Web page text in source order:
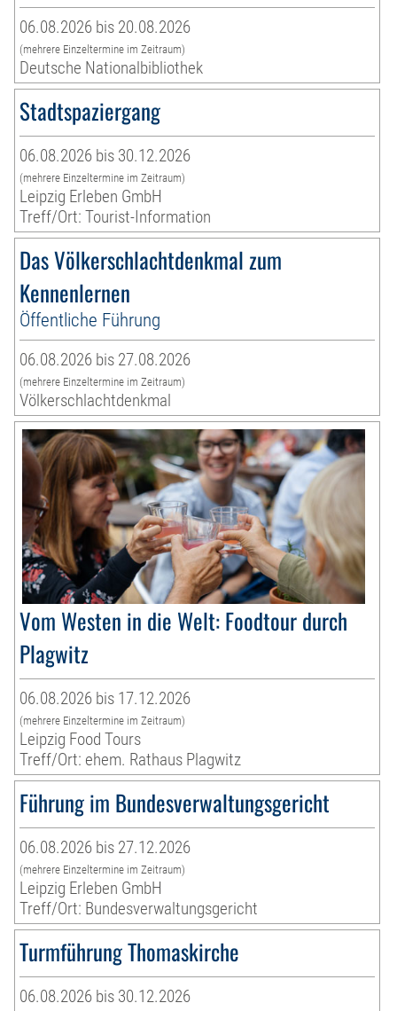
06.08.2026 bis 20.08.2026
(mehrere Einzeltermine im Zeitraum)
Deutsche Nationalbibliothek
Stadtspaziergang
06.08.2026 bis 30.12.2026
(mehrere Einzeltermine im Zeitraum)
Leipzig Erleben GmbH
Treff/Ort: Tourist-Information
Das Völkerschlachtdenkmal zum
Kennenlernen
Öffentliche Führung
06.08.2026 bis 27.08.2026
(mehrere Einzeltermine im Zeitraum)
Völkerschlachtdenkmal
Vom Westen in die Welt: Foodtour durch
Plagwitz
06.08.2026 bis 17.12.2026
(mehrere Einzeltermine im Zeitraum)
Leipzig Food Tours
Treff/Ort: ehem. Rathaus Plagwitz
Führung im Bundesverwaltungsgericht
06.08.2026 bis 27.12.2026
(mehrere Einzeltermine im Zeitraum)
Leipzig Erleben GmbH
Treff/Ort: Bundesverwaltungsgericht
Turmführung Thomaskirche
06.08.2026 bis 30.12.2026